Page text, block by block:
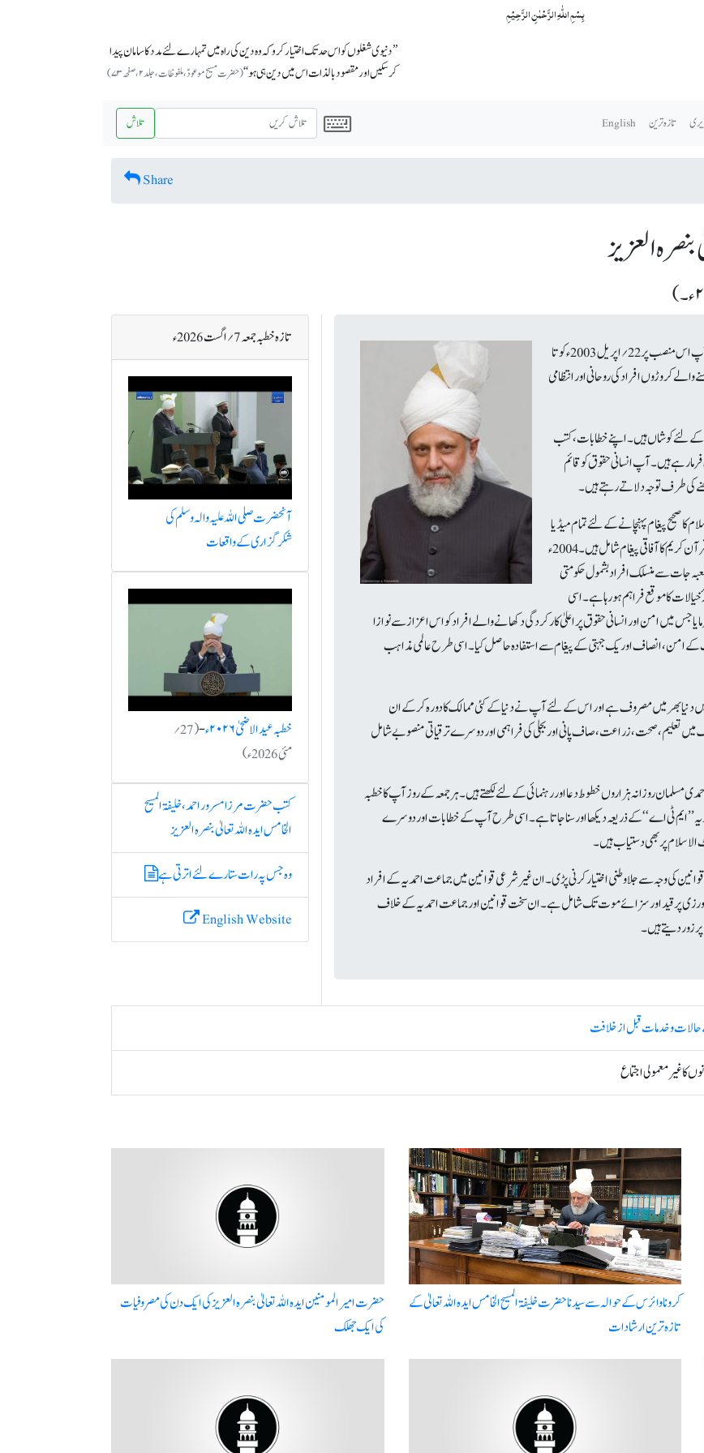
بِسۡمِ اللّٰہِ الرَّحۡمٰنِ الرَّحِیۡمِ
’’دنیوی شغلوں کو اس حد تک اختیار کرو کہ وہ دین کی راہ میں تمہارے لئے مدد کا سامان پیدا
کرسکیں اور مقصود بالذات اس میں دین ہی ہو‘‘(حضرت مسیح موعودؑ، ملفوظات، جلد ۲، صفحہ ۷۳)
تازہ ترین English تلاش
Share
العزیز
حضرت مرزا مسرور احمد جماعت احمدیہ مسلمہ کے پانچویں خلیفہ ہیں۔ آپ اس منصب پر 22؍ اپریل 2003ء کوتا
200 سے زائد ممالک میں بسنے والے کروڑوں افراد کی روحانی اور انتظامی
کے لئے کوشاں ہیں۔ اپنے خطابات، کتب
ہیں۔آپ انسانی حقوق کو قائم
کی طرف توجہ دلا تے رہتے ہیں۔
صحیح پیغام پہنچانے کے لئے تمام میڈیا
ذرائع کو استعمال کرررہی ہے، جس میں امن ، محبت، حب الوطنی ، اور قرآن کریم کا آفاقی پیغام شامل ہیں۔ 2004ء
جات سے منسلک افراد بشمول حکومتی
کا موقع فراہم ہورہا ہے۔اسی
فرمایا جس میں امن اور انسانی حقوق پر اعلیٰ کارکردگی دکھانے والے افراد کو اس اعزاز سے نوازا
آپ کے امن، انصاف اور یک جہتی کے پیغام سے استفادہ حاصل کیا۔اسی طرح عالمی مذاہب
بھر میں مصروف ہے اور اس کے لئے آپ نے دنیا کے کئی ممالک کا دورہ کر کے ان
میں تعلیم، صحت، زراعت، صاف پانی اور بجلی کی فراہمی اور دوسرے ترقیاتی منصوبے شامل
روزانہ ہزاروں خطوط دعا اور رہنمائی کے لئے لکھتے ہیں۔ ہر جمعہ کے روز آپ کا خطبہ
ٹی اے‘‘ کے ذریعہ دیکھا اور سنا جاتا ہے۔ اسی طرح آپ کے خطابات اور دوسرے
پر بھی دستیاب ہیں۔
قوانین کی وجہ سے جلا وطنی اختیار کرنی پڑی۔ان غیر شرعی قوانین میں جماعت احمدیہ کے افراد
ورزی پر قید اور سزائے موت تک شامل ہے۔ ان سخت قوانین اور جماعت احمدیہ کے خلاف
زور دیتے ہیں۔
تازہ خطبہ جمعہ 7؍ اگست 2026ء
آنحضرت صلی اللہ علیہ والہ وسلم کی
شکرگزاری کے واقعات
خطبہ عید الاضحیٰ ۲۰۲۶ء -
(27؍
مئی 2026ء)
کتب حضرت مرزا مسرور احمد ، خلیفۃ المسیح
الخامس ایدہ اللہ تعالیٰ بنصرہ العزیز
وہ جس پہ رات ستارے لئے اترتی ہے
English Website
کے حالات و خدمات قبل از خلافت
کا غیر معمولی اجتماع
کرونا وائرس کے حوالہ سے سیدنا حضرت خلیفۃ المسیح الخامس ایدہ اللہ تعالیٰ کے
تازہ ترین ارشادات
حضرت امیر المومنین ایدہ اللہ تعالیٰ بنصرہ العزیز کی ایک دن کی مصروفیات
کی ایک جھلک